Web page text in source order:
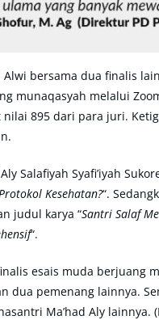
Alwi bersama dua finalis
munaqasyah melalui
nilai 895 dari para juri.
Salafiyah Syafi’iyah
Kesehatan?“.
judul karya “Santri Salaf
“.
esais muda berjuang
dua pemenang lainnya.
Ma’had Aly lainnya.